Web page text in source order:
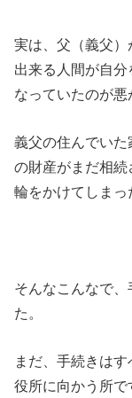
実は、父（義父
出来る人間が自
なっていたのが悪
義父の住んでい
の財産がまだ相
輪をかけてしまっ
そんなこんなで
た。
まだ、手続きは
役所に向かう所で